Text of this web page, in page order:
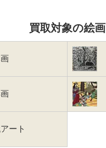
買取対象の絵画
ート